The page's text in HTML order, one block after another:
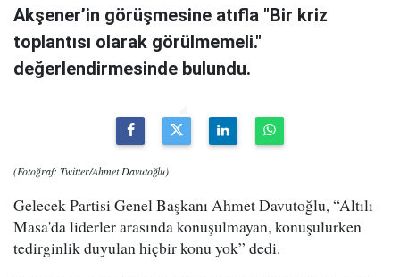
Akşener’in görüşmesine atıfla "Bir kriz
toplantısı olarak görülmemeli."
değerlendirmesinde bulundu.
(Fotoğraf: Twitter/Ahmet Davutoğlu)
Gelecek Partisi Genel Başkanı Ahmet Davutoğlu, “Altılı
Masa'da liderler arasında konuşulmayan, konuşulurken
tedirginlik duyulan hiçbir konu yok” dedi.